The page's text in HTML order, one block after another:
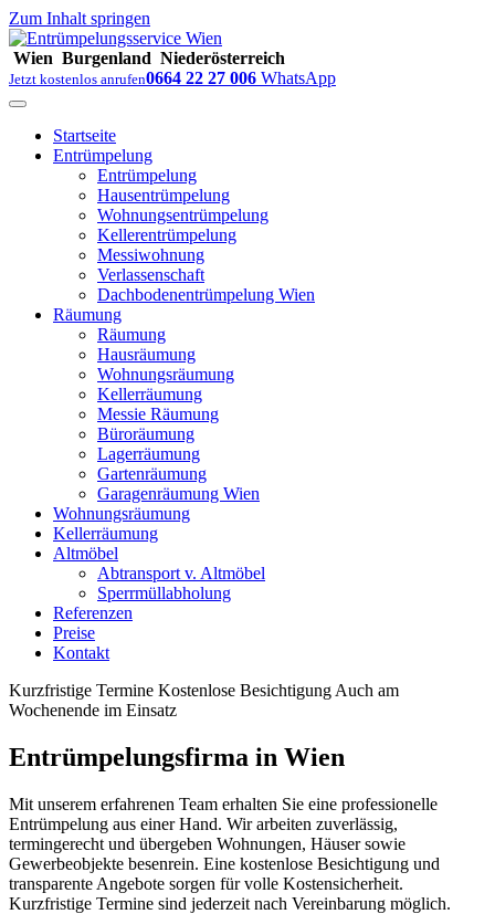
Zum Inhalt springen
Wien Burgenland Niederösterreich
Jetzt kostenlos anrufen0664 22 27 006 WhatsApp
Startseite
Entrümpelung
Entrümpelung
Hausentrümpelung
Wohnungsentrümpelung
Kellerentrümpelung
Messiwohnung
Verlassenschaft
Dachbodenentrümpelung Wien
Räumung
Räumung
Hausräumung
Wohnungsräumung
Kellerräumung
Messie Räumung
Büroräumung
Lagerräumung
Gartenräumung
Garagenräumung Wien
Wohnungsräumung
Kellerräumung
Altmöbel
Abtransport v. Altmöbel
Sperrmüllabholung
Referenzen
Preise
Kontakt
Kurzfristige Termine Kostenlose Besichtigung Auch am
Wochenende im Einsatz
Entrümpelungsfirma in Wien
Mit unserem erfahrenen Team erhalten Sie eine professionelle
Entrümpelung aus einer Hand. Wir arbeiten zuverlässig,
termingerecht und übergeben Wohnungen, Häuser sowie
Gewerbeobjekte besenrein. Eine kostenlose Besichtigung und
transparente Angebote sorgen für volle Kostensicherheit.
Kurzfristige Termine sind jederzeit nach Vereinbarung möglich.